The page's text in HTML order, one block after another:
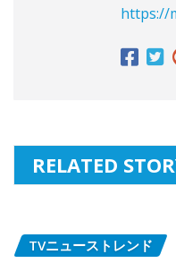
https://
RELATED
TVニューストレンド